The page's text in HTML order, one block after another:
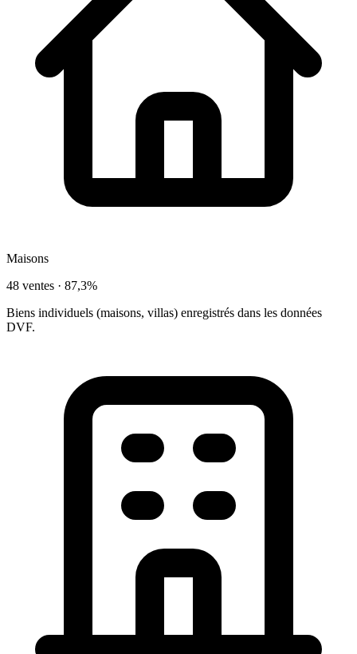
Maisons
48 ventes · 87,3%
Biens individuels (maisons, villas) enregistrés dans les données
DVF.